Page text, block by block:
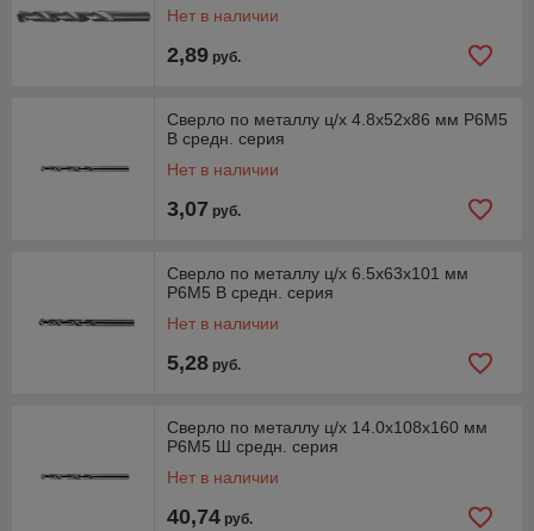
Нет в наличии
2,89 руб.
Сверло по металлу ц/х 4.8х52х86 мм Р6М5
В средн. серия
Нет в наличии
3,07 руб.
Сверло по металлу ц/х 6.5х63х101 мм
Р6М5 В средн. серия
Нет в наличии
5,28 руб.
Сверло по металлу ц/х 14.0х108х160 мм
Р6М5 Ш средн. серия
Нет в наличии
40,74 руб.